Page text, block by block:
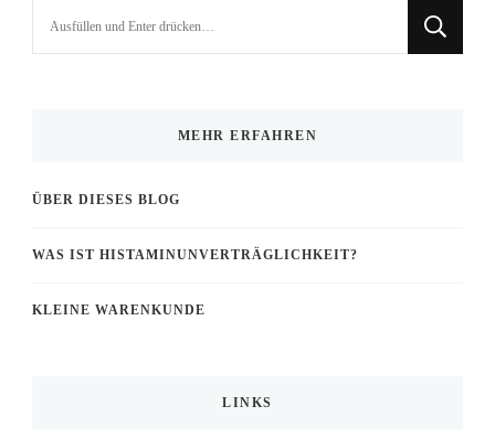
MEHR ERFAHREN
ÜBER DIESES BLOG
WAS IST HISTAMINUNVERTRÄGLICHKEIT?
KLEINE WARENKUNDE
LINKS